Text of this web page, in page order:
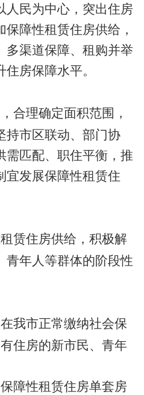
人民为中心，突出住房
保障性租赁住房供给，
多渠道保障、租购并举
住房保障水平。
合理确定面积范围，
持市区联动、部门协
需匹配、职住平衡，推
宜发展保障性租赁住
赁住房供给，积极解
青年人等群体的阶段性
在我市正常缴纳社会保
住房的新市民、青年
保障性租赁住房单套房